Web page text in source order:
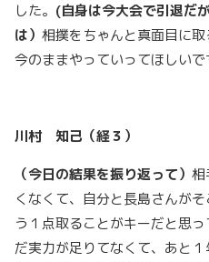
した。 (自身は今大会で引退だ
は） 相撲をちゃんと真面目に取
今のままやっていってほしいで
川村 知己（経３）
（今日の結果を振り返って） 相
くなくて、自分と長島さんが
う１点取ることがキーだと思
だ実力が足りてなくて、あと